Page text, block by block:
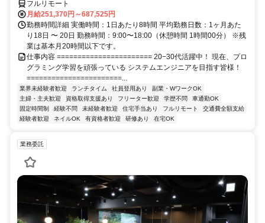
フルリモート
月給251,370円～687,525円
勤務時間詳細 実働時間：1日あたり8時間 平均勤務日数：1ヶ月あた
り18日 〜 20日 勤務時間：9:00〜18:00（休憩時間 1時間00分） ※残
業は基本月20時間以下です。
仕事内容 ======================= 20−30代活躍中！ 現在、プロ
グラミング学習を頑張っている システムエンジニアを目指す皆様！
=======================...
業界未経験者歓迎 ランチタイム 社員登用あり
副業・WワークOK
主婦・主夫歓迎
資格取得支援あり フリーター歓迎 学歴不問
車通勤OK
固定時間制
経験不問 未経験者歓迎 住宅手当あり フルリモート
交通費全額支給
経験者歓迎
ネイルOK 有資格者歓迎 研修あり 在宅OK
業務委託